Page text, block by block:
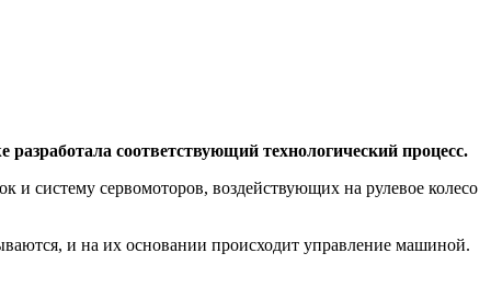
соответствующий технологический процесс.
систему сервомоторов, воздействующих на рулевое колесо
и на их основании происходит управление машиной.